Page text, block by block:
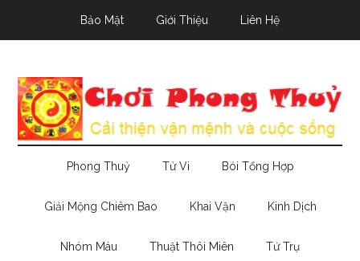
Bảo Mật Giới Thiệu Liên Hệ
Phong Thuỷ Tử Vi Bói Tổng Hợp
Giải Mộng Chiêm Bao Khai Vận Kinh Dịch
Nhóm Máu Thuật Thôi Miên Tứ Trụ